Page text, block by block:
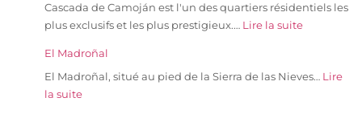
Cascada de Camoján est l'un des quartiers résidentiels les
plus exclusifs et les plus prestigieux.… Lire la suite
El Madroñal
El Madroñal, situé au pied de la Sierra de las Nieves… Lire
la suite